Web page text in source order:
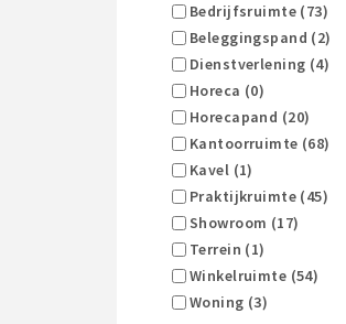
Bedrijfsruimte (73)
Beleggingspand (2)
Dienstverlening (4)
Horeca (0)
Horecapand (20)
Kantoorruimte (68)
Kavel (1)
Praktijkruimte (45)
Showroom (17)
Terrein (1)
Winkelruimte (54)
Woning (3)